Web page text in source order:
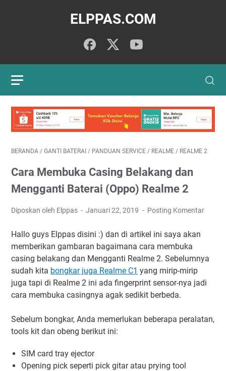
ELPPAS.COM
BERANDA / GANTI BATERAI / PANDUAN SERVICE / REALME / REALME 2
Cara Membuka Casing Belakang dan
Mengganti Baterai (Oppo) Realme 2
Diposkan oleh Elppas Januari 22, 2019 Posting Komentar
Hallo guys Elppas disini :) dan di artikel ini saya akan
memberikan gambaran bagaimana cara membuka
casing belakang dan Mengganti Realme 2. Sebelumnya
sudah kita bongkar juga Realme C1 yang mirip-mirip
juga tapi di Realme 2 ini ada fingerprint sensor-nya jadi
cara membuka casingnya agak sedikit berbeda.
Sebelum bongkar, Anda memerlukan beberapa peralatan,
tools kit dan obeng berikut ini:
SIM card tray ejector
Opening pick seperti pick gitar atau prying tool